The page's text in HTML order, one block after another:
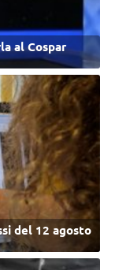
al Cospar
del 12 agosto